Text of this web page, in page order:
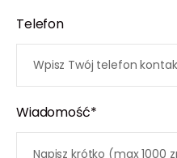
Telefon
Wiadomość*